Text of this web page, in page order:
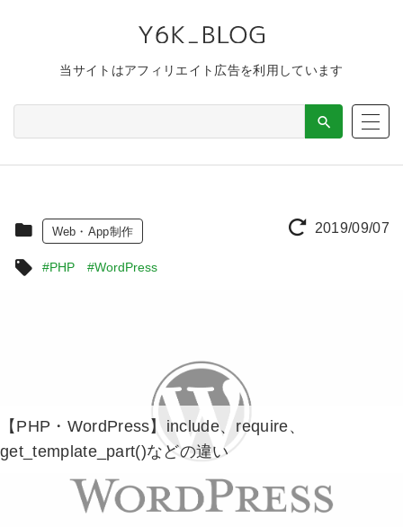
当サイトはアフィリエイト広告を利用しています
2019/09/07
Web・App制作
#PHP #WordPress
【PHP・WordPress】include、require、
get_template_part()などの違い